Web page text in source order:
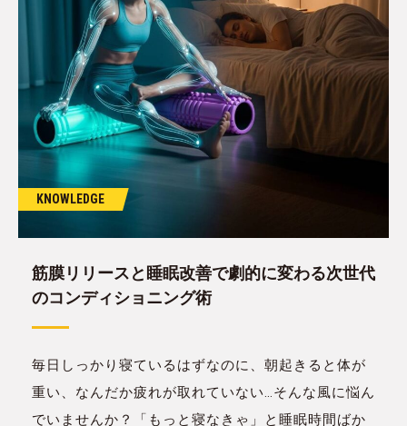
KNOWLEDGE
筋膜リリースと睡眠改善で劇的に変わる次世代
のコンディショニング術
毎日しっかり寝ているはずなのに、朝起きると体が
重い、なんだか疲れが取れていない…そんな風に悩ん
でいませんか？「もっと寝なきゃ」と睡眠時間ばか